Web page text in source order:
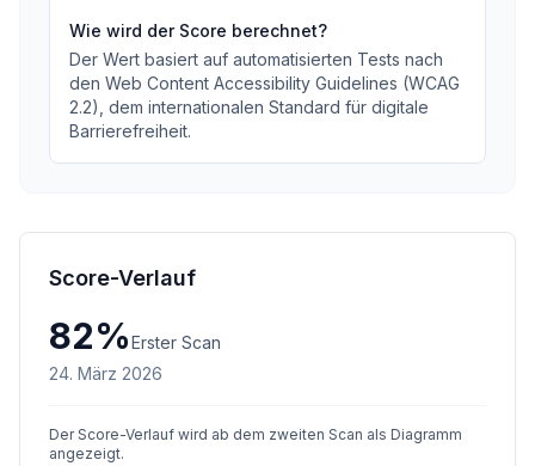
Wie wird der Score berechnet?
Der Wert basiert auf automatisierten Tests nach
den Web Content Accessibility Guidelines (WCAG
2.2), dem internationalen Standard für digitale
Barrierefreiheit.
Score-Verlauf
82%Erster Scan
24. März 2026
Der Score-Verlauf wird ab dem zweiten Scan als Diagramm
angezeigt.